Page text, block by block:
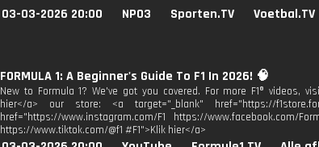
03-03-2026 20:00 NPO3 Sporten.TV Voetbal.TV
FORMULA 1: A Beginner's Guide To F1 In 2026! 🧠
New to Formula 1? We've got you covered. For more F1® videos,
hier</a> our store: <a target="_blank" href="https://
href="https://www.instagram.com/F1 https://www.facebook.com/
https://www.tiktok.com/@f1 #F1">Klik hier</a>